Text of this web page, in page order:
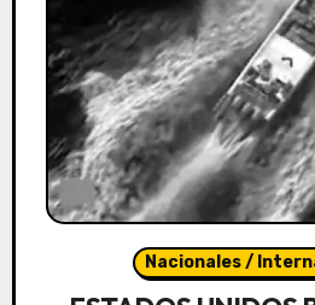
Nacionales /